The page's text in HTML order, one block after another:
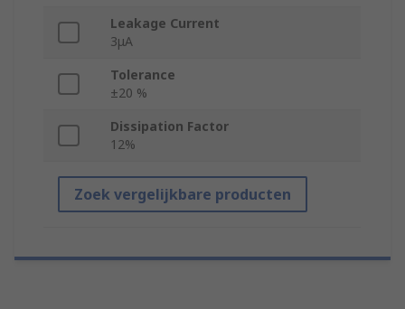
Leakage Current
3μA
Tolerance
±20 %
Dissipation Factor
12%
Zoek vergelijkbare producten